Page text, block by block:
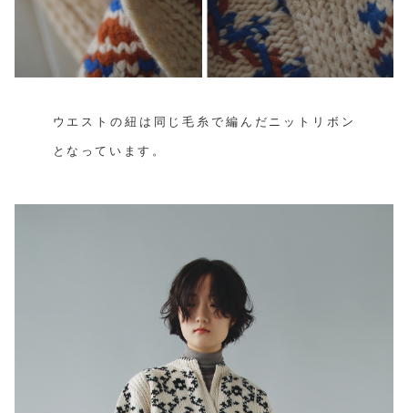
ウエストの紐は同じ毛糸で編んだニットリボン
となっています。